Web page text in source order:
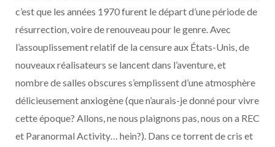
c’est que les années 1970 furent le départ d’une période de
résurrection, voire de renouveau pour le genre. Avec
l’assouplissement relatif de la censure aux États-Unis, de
nouveaux réalisateurs se lancent dans l’aventure, et
nombre de salles obscures s’emplissent d’une atmosphère
délicieusement anxiogène (que n’aurais-je donné pour vivre
cette époque? Allons, ne nous plaignons pas, nous on a REC
et Paranormal Activity… hein?). Dans ce torrent de cris et